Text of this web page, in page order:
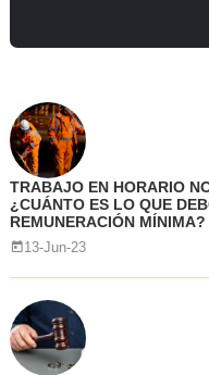
TRABAJO EN HORARIO
¿CUÁNTO ES LO QUE
REMUNERACIÓN MÍNIMA?
13-Jun-23